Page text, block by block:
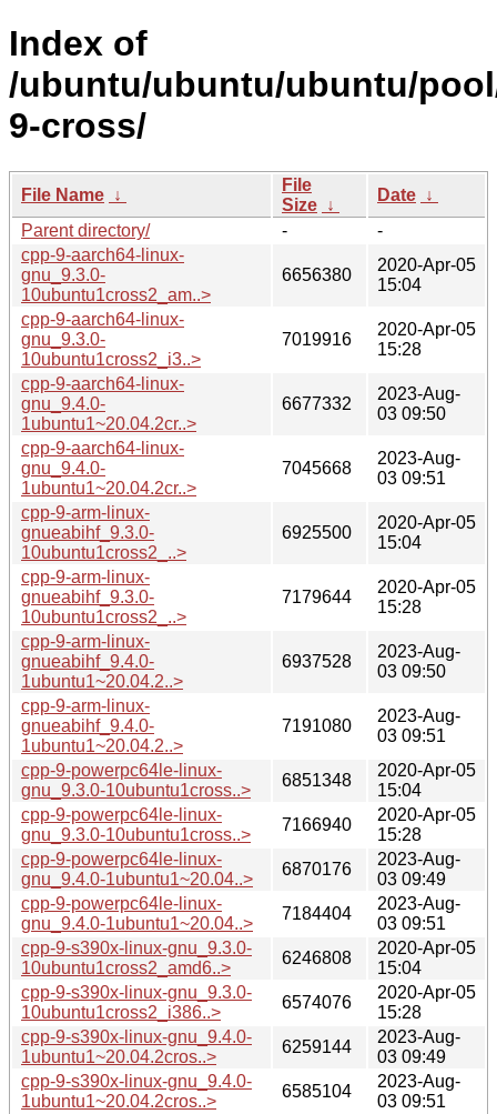
Index of
/ubuntu/ubuntu/ubuntu/
9-cross/
File Name ↓
File
Size ↓
Date ↓
Parent directory/
-
-
cpp-9-aarch64-linux-
gnu_9.3.0-
10ubuntu1cross2_am..>
6656380
2020-Apr-05
15:04
cpp-9-aarch64-linux-
gnu_9.3.0-
10ubuntu1cross2_i3..>
7019916
2020-Apr-05
15:28
cpp-9-aarch64-linux-
gnu_9.4.0-
1ubuntu1~20.04.2cr..>
6677332
2023-Aug-
03 09:50
cpp-9-aarch64-linux-
gnu_9.4.0-
1ubuntu1~20.04.2cr..>
7045668
2023-Aug-
03 09:51
cpp-9-arm-linux-
gnueabihf_9.3.0-
10ubuntu1cross2_..>
6925500
2020-Apr-05
15:04
cpp-9-arm-linux-
gnueabihf_9.3.0-
10ubuntu1cross2_..>
7179644
2020-Apr-05
15:28
cpp-9-arm-linux-
gnueabihf_9.4.0-
1ubuntu1~20.04.2..>
6937528
2023-Aug-
03 09:50
cpp-9-arm-linux-
gnueabihf_9.4.0-
1ubuntu1~20.04.2..>
7191080
2023-Aug-
03 09:51
cpp-9-powerpc64le-linux-
gnu_9.3.0-10ubuntu1cross..>
6851348
2020-Apr-05
15:04
cpp-9-powerpc64le-linux-
gnu_9.3.0-10ubuntu1cross..>
7166940
2020-Apr-05
15:28
cpp-9-powerpc64le-linux-
gnu_9.4.0-1ubuntu1~20.04..>
6870176
2023-Aug-
03 09:49
cpp-9-powerpc64le-linux-
gnu_9.4.0-1ubuntu1~20.04..>
7184404
2023-Aug-
03 09:51
cpp-9-s390x-linux-gnu_9.3.0-
10ubuntu1cross2_amd6..>
6246808
2020-Apr-05
15:04
cpp-9-s390x-linux-gnu_9.3.0-
10ubuntu1cross2_i386..>
6574076
2020-Apr-05
15:28
cpp-9-s390x-linux-gnu_9.4.0-
1ubuntu1~20.04.2cros..>
6259144
2023-Aug-
03 09:49
cpp-9-s390x-linux-gnu_9.4.0-
1ubuntu1~20.04.2cros..>
6585104
2023-Aug-
03 09:51